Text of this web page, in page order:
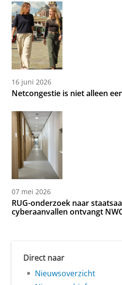
16 juni 2026
Netcongestie is niet alleen
07 mei 2026
RUG-onderzoek naar
cyberaanvallen ontvangt
Direct naar
Nieuwsoverzicht